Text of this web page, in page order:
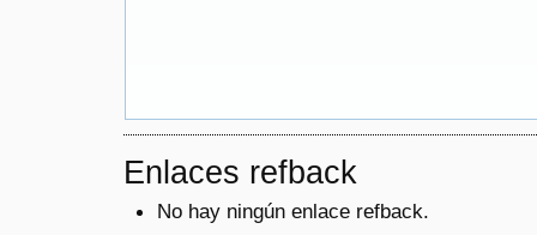
Enlaces refback
No hay ningún enlace refback.